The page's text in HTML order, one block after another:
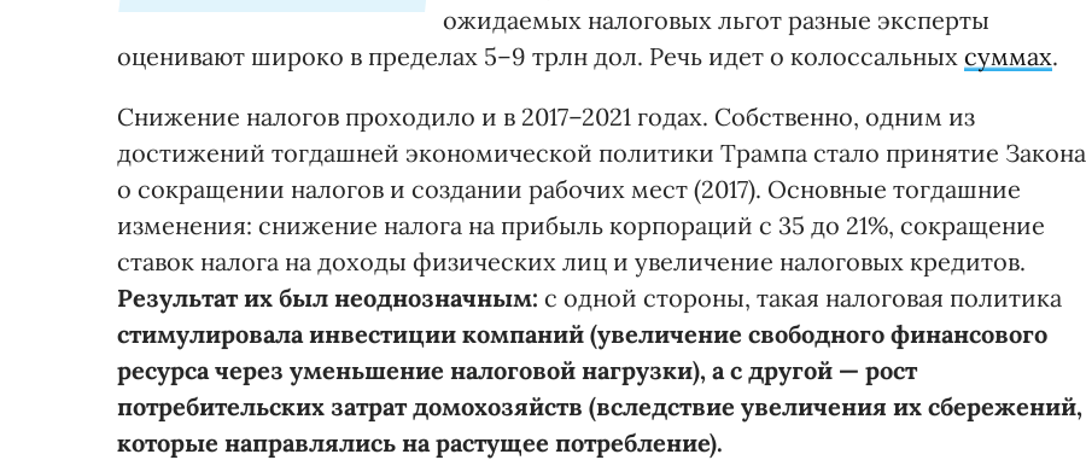
ожидаемых налоговых льгот разные эксперты
оценивают широко в пределах 5–9 трлн дол. Речь идет о колоссальных суммах.
Снижение налогов проходило и в 2017–2021 годах. Собственно, одним из
достижений тогдашней экономической политики Трампа стало принятие Закона
о сокращении налогов и создании рабочих мест (2017). Основные тогдашние
изменения: снижение налога на прибыль корпораций с 35 до 21%, сокращение
ставок налога на доходы физических лиц и увеличение налоговых кредитов.
Результат их был неоднозначным: с одной стороны, такая налоговая политика
стимулировала инвестиции компаний (увеличение свободного финансового
ресурса через уменьшение налоговой нагрузки), а с другой — рост
потребительских затрат домохозяйств (вследствие увеличения их сбережений,
которые направлялись на растущее потребление).